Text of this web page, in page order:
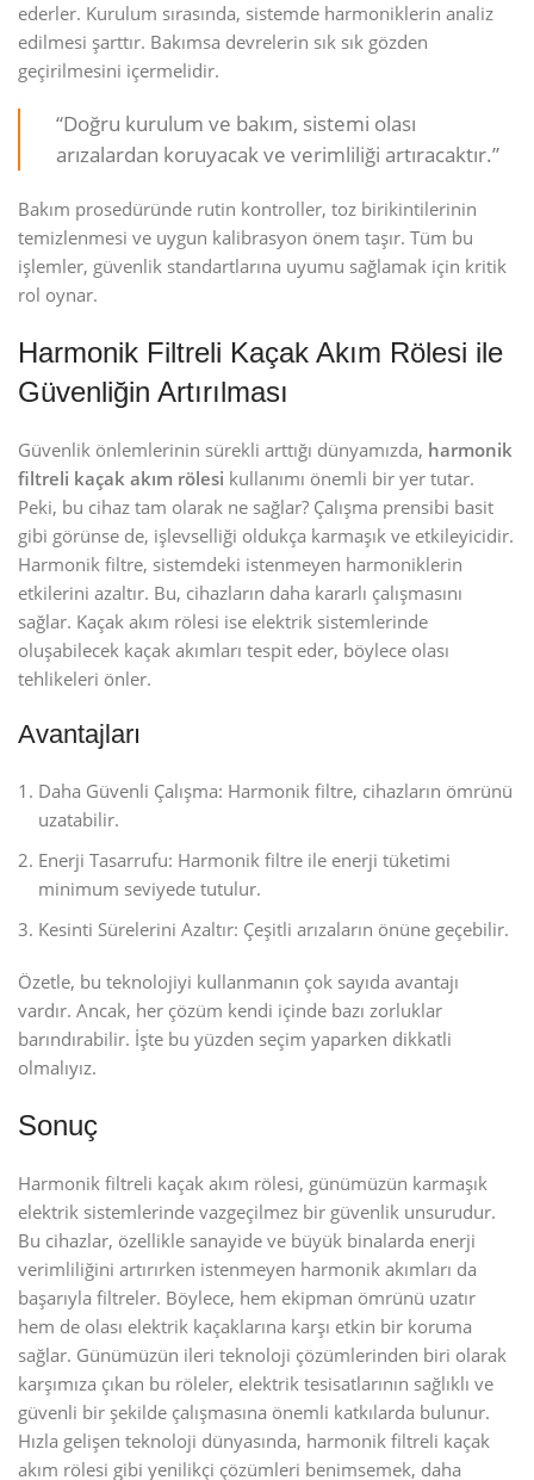
ederler. Kurulum sırasında, sistemde harmoniklerin analiz
edilmesi şarttır. Bakımsa devrelerin sık sık gözden
geçirilmesini içermelidir.
“Doğru kurulum ve bakım, sistemi olası
arızalardan koruyacak ve verimliliği artıracaktır.”
Bakım prosedüründe rutin kontroller, toz birikintilerinin
temizlenmesi ve uygun kalibrasyon önem taşır. Tüm bu
işlemler, güvenlik standartlarına uyumu sağlamak için kritik
rol oynar.
Harmonik Filtreli Kaçak Akım Rölesi ile
Güvenliğin Artırılması
Güvenlik önlemlerinin sürekli arttığı dünyamızda, harmonik
filtreli kaçak akım rölesi kullanımı önemli bir yer tutar.
Peki, bu cihaz tam olarak ne sağlar? Çalışma prensibi basit
gibi görünse de, işlevselliği oldukça karmaşık ve etkileyicidir.
Harmonik filtre, sistemdeki istenmeyen harmoniklerin
etkilerini azaltır. Bu, cihazların daha kararlı çalışmasını
sağlar. Kaçak akım rölesi ise elektrik sistemlerinde
oluşabilecek kaçak akımları tespit eder, böylece olası
tehlikeleri önler.
Avantajları
Daha Güvenli Çalışma: Harmonik filtre, cihazların ömrünü
uzatabilir.
Enerji Tasarrufu: Harmonik filtre ile enerji tüketimi
minimum seviyede tutulur.
Kesinti Sürelerini Azaltır: Çeşitli arızaların önüne geçebilir.
Özetle, bu teknolojiyi kullanmanın çok sayıda avantajı
vardır. Ancak, her çözüm kendi içinde bazı zorluklar
barındırabilir. İşte bu yüzden seçim yaparken dikkatli
olmalıyız.
Sonuç
Harmonik filtreli kaçak akım rölesi, günümüzün karmaşık
elektrik sistemlerinde vazgeçilmez bir güvenlik unsurudur.
Bu cihazlar, özellikle sanayide ve büyük binalarda enerji
verimliliğini artırırken istenmeyen harmonik akımları da
başarıyla filtreler. Böylece, hem ekipman ömrünü uzatır
hem de olası elektrik kaçaklarına karşı etkin bir koruma
sağlar. Günümüzün ileri teknoloji çözümlerinden biri olarak
karşımıza çıkan bu röleler, elektrik tesisatlarının sağlıklı ve
güvenli bir şekilde çalışmasına önemli katkılarda bulunur.
Hızla gelişen teknoloji dünyasında, harmonik filtreli kaçak
akım rölesi gibi yenilikçi çözümleri benimsemek, daha